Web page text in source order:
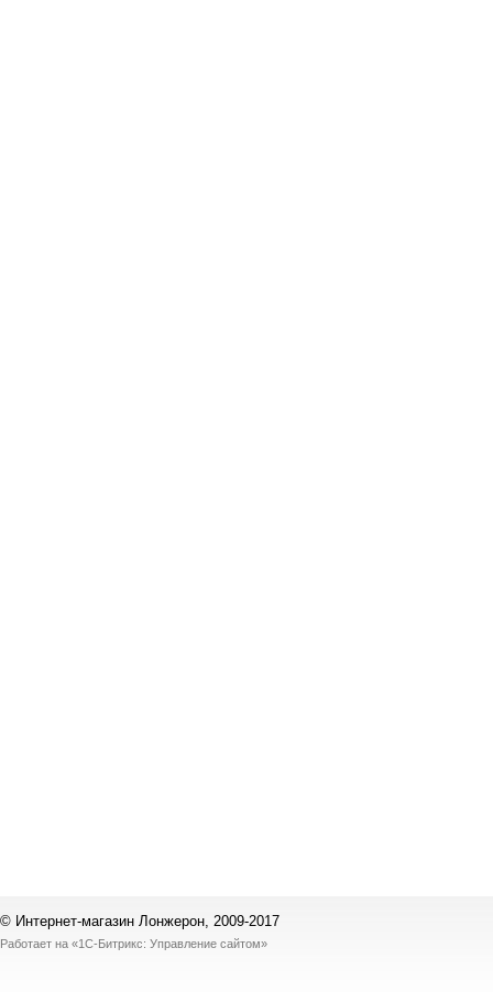
© Интернет-магазин Лонжерон, 2009-2017
Работает на «1С-Битрикс: Управление сайтом»